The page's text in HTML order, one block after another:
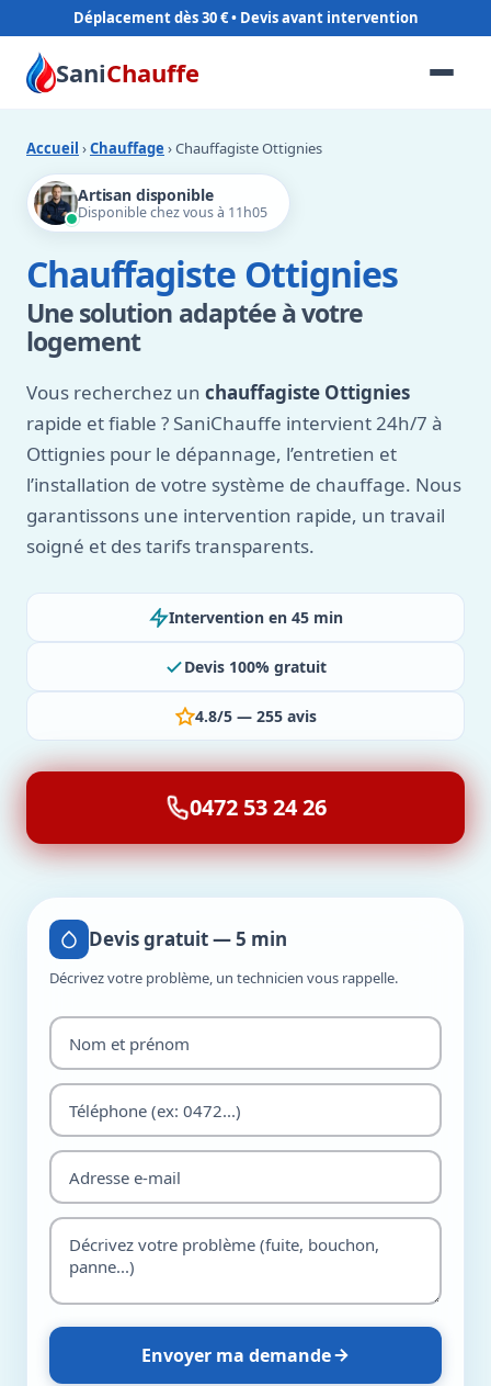
Déplacement dès 30 €
SaniChauffe
Accueil ›Chauffage › Chauffagiste Ottignies
Artisan disponible
Disponible chez vous à 11h05
Chauffagiste Ottignies
Une solution adaptée à votre
logement
Vous recherchez un chauffagiste Ottignies
rapide et fiable ? SaniChauffe intervient 24h/7 à
Ottignies pour le dépannage, l’entretien et
l’installation de votre système de chauffage. Nous
garantissons une intervention rapide, un travail
soigné et des tarifs transparents.
Intervention en 45 min
Devis 100% gratuit
4.8/5 — 255 avis
0472 53 24 26
Devis gratuit — 5 min
Décrivez votre problème, un technicien vous rappelle.
Envoyer ma demande